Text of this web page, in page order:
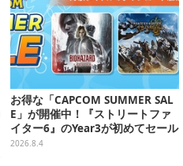
お得な「CAPCOM SUMMER SAL
E」が開催中！『ストリートファ
イター6』のYear3が初めてセール
対象に
2026.8.4